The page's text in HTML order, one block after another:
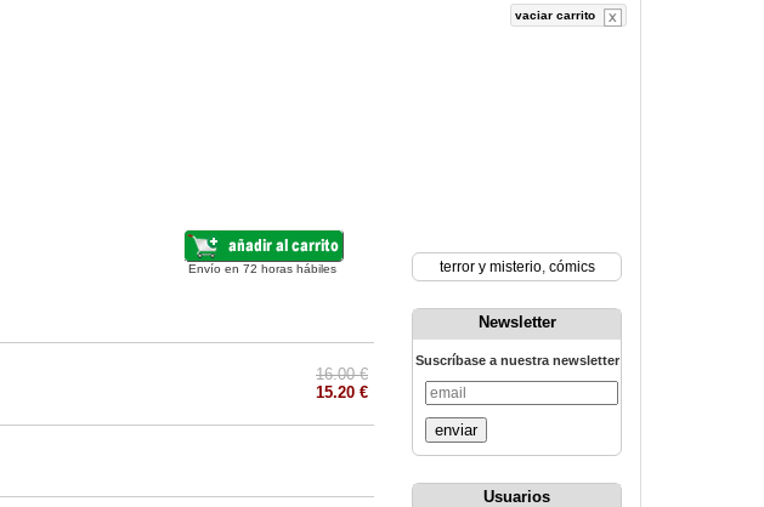
Envío en 72 horas hábiles
16.00 €
15.20 €
vaciar carrito
terror y misterio, cómics
Newsletter
Suscríbase a nuestra newsletter
enviar
Usuarios